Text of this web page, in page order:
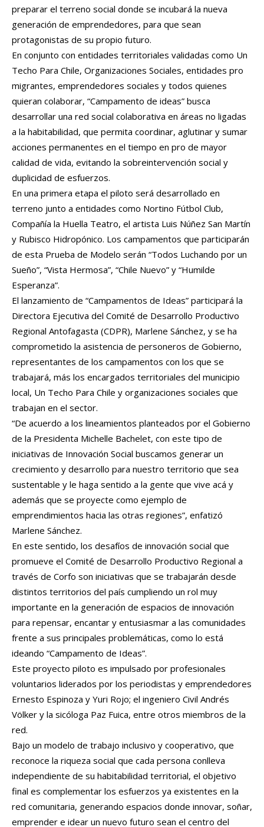
preparar el terreno social donde se incubará la nueva
generación de emprendedores, para que sean
protagonistas de su propio futuro.
En conjunto con entidades territoriales validadas como Un
Techo Para Chile, Organizaciones Sociales, entidades pro
migrantes, emprendedores sociales y todos quienes
quieran colaborar, “Campamento de ideas” busca
desarrollar una red social colaborativa en áreas no ligadas
a la habitabilidad, que permita coordinar, aglutinar y sumar
acciones permanentes en el tiempo en pro de mayor
calidad de vida, evitando la sobreintervención social y
duplicidad de esfuerzos.
En una primera etapa el piloto será desarrollado en
terreno junto a entidades como Nortino Fútbol Club,
Compañía la Huella Teatro, el artista Luis Núñez San Martín
y Rubisco Hidropónico. Los campamentos que participarán
de esta Prueba de Modelo serán “Todos Luchando por un
Sueño”, “Vista Hermosa”, “Chile Nuevo” y “Humilde
Esperanza”.
El lanzamiento de “Campamentos de Ideas” participará la
Directora Ejecutiva del Comité de Desarrollo Productivo
Regional Antofagasta (CDPR), Marlene Sánchez, y se ha
comprometido la asistencia de personeros de Gobierno,
representantes de los campamentos con los que se
trabajará, más los encargados territoriales del municipio
local, Un Techo Para Chile y organizaciones sociales que
trabajan en el sector.
“De acuerdo a los lineamientos planteados por el Gobierno
de la Presidenta Michelle Bachelet, con este tipo de
iniciativas de Innovación Social buscamos generar un
crecimiento y desarrollo para nuestro territorio que sea
sustentable y le haga sentido a la gente que vive acá y
además que se proyecte como ejemplo de
emprendimientos hacia las otras regiones”, enfatizó
Marlene Sánchez.
En este sentido, los desafíos de innovación social que
promueve el Comité de Desarrollo Productivo Regional a
través de Corfo son iniciativas que se trabajarán desde
distintos territorios del país cumpliendo un rol muy
importante en la generación de espacios de innovación
para repensar, encantar y entusiasmar a las comunidades
frente a sus principales problemáticas, como lo está
ideando “Campamento de Ideas”.
Este proyecto piloto es impulsado por profesionales
voluntarios liderados por los periodistas y emprendedores
Ernesto Espinoza y Yuri Rojo; el ingeniero Civil Andrés
Völker y la sicóloga Paz Fuica, entre otros miembros de la
red.
Bajo un modelo de trabajo inclusivo y cooperativo, que
reconoce la riqueza social que cada persona conlleva
independiente de su habitabilidad territorial, el objetivo
final es complementar los esfuerzos ya existentes en la
red comunitaria, generando espacios donde innovar, soñar,
emprender e idear un nuevo futuro sean el centro del